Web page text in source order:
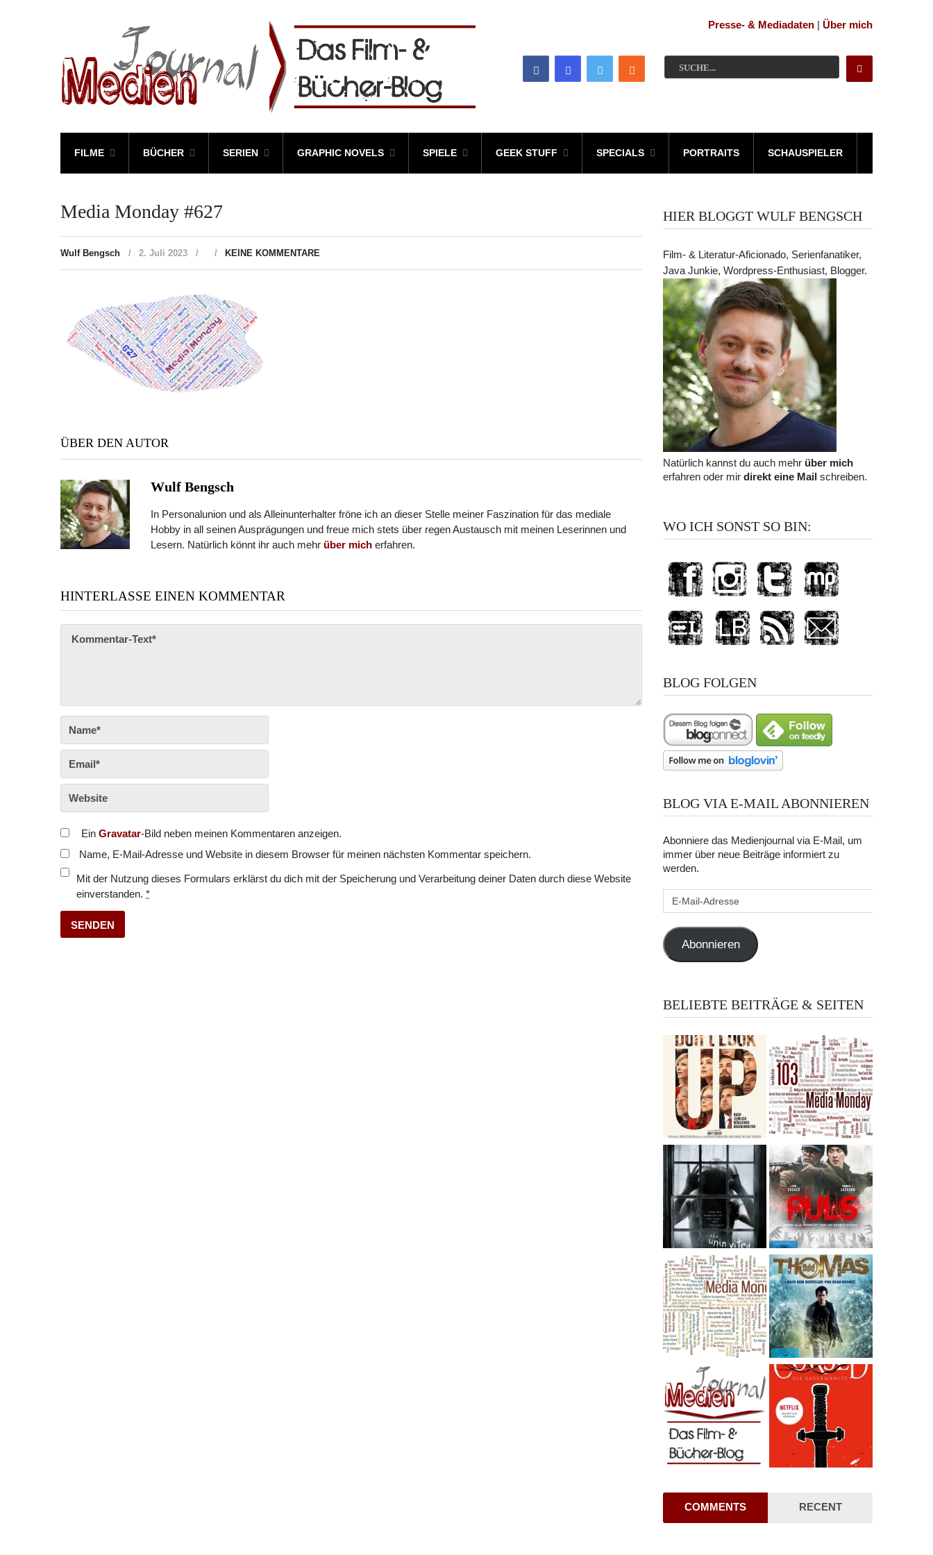
Presse- & Mediadaten | Über mich
FILME BÜCHER SERIEN GRAPHIC NOVELS SPIELE GEEK STUFF SPECIALS PORTRAITS SCHAUSPIELER
Media Monday #627
Wulf Bengsch 2. Juli 2023 KEINE KOMMENTARE
ÜBER DEN AUTOR
Wulf Bengsch
In Personalunion und als Alleinunterhalter fröne ich an dieser Stelle meiner Faszination für das mediale
Hobby in all seinen Ausprägungen und freue mich stets über regen Austausch mit meinen Leserinnen und
Lesern. Natürlich könnt ihr auch mehr über mich erfahren.
HINTERLASSE EINEN KOMMENTAR
EinGravatar-Bild neben meinen Kommentaren anzeigen.
Name, E-Mail-Adresse und Website in diesem Browser für meinen nächsten Kommentar speichern.
Mit der Nutzung dieses Formulars erklärst du dich mit der Speicherung und Verarbeitung deiner Daten durch diese Website
einverstanden. *
HIER BLOGGT WULF BENGSCH
Film- & Literatur-Aficionado, Serienfanatiker,
Java Junkie, Wordpress-Enthusiast, Blogger.
Natürlich kannst du auch mehr über mich
erfahren oder mirdirekt eine Mail schreiben.
WO ICH SONST SO BIN:
BLOG FOLGEN
BLOG VIA E-MAIL ABONNIEREN
Abonniere das Medienjournal via E-Mail, um
immer über neue Beiträge informiert zu
werden.
E-
Abonnieren
BELIEBTE BEITRÄGE & SEITEN
COMMENTS RECENT